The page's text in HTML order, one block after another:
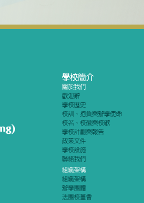
學校簡介
關於我們
歡迎辭
學校歷史
校訓、抱負與辦學使命
校名、校徽與校歌
學校計劃與報告
政策文件
學校設施
聯絡我們
組織架構
組織架構
辦學團體
法團校董會